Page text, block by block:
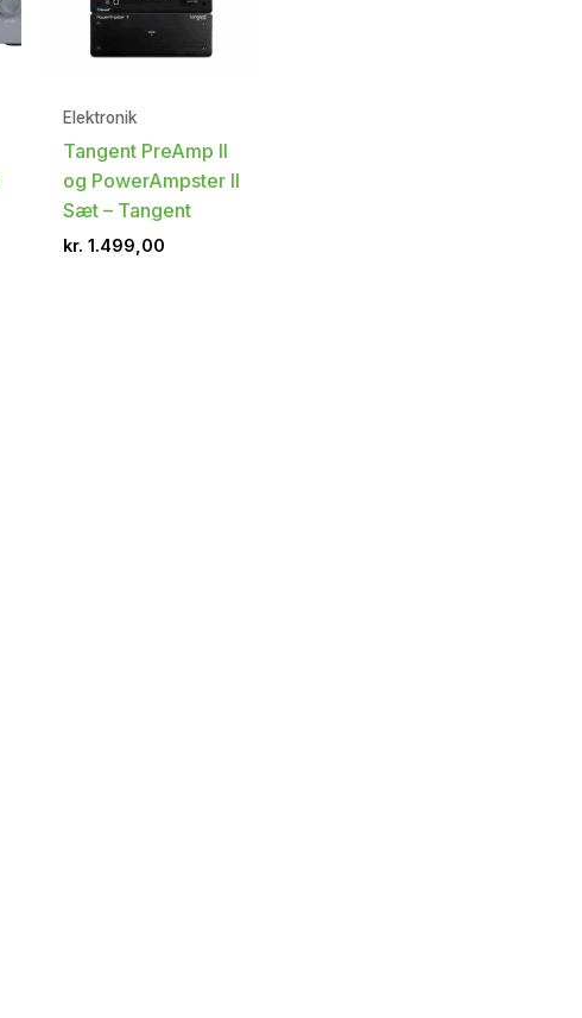
Elektronik
Tangent PreAmp II
og PowerAmpster II
Sæt – Tangent
kr. 1.499,00